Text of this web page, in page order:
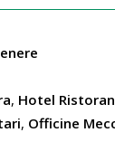
, Hotel
, Officine